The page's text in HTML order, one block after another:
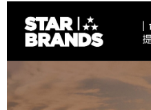
恩沛科技股份有限公司將有權停止